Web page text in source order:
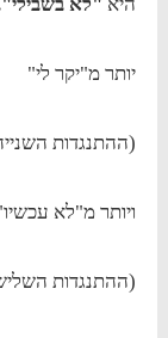
היא "לא
יותר מ"יקר לי"
(ההתנגדות
ויותר מ"לא
(ההתנגדות